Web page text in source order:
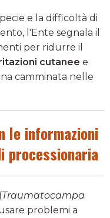
e la difficoltà di
l'Ente segnala il
per ridurre il
cutanee e
camminata nelle
le informazioni
processionaria
Traumatocampa
problemi a